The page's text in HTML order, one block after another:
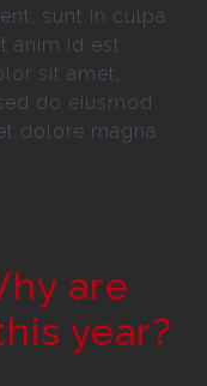
sunt in culpa
anim id est
sit amet,
do eiusmod
dolore magna
are
year?